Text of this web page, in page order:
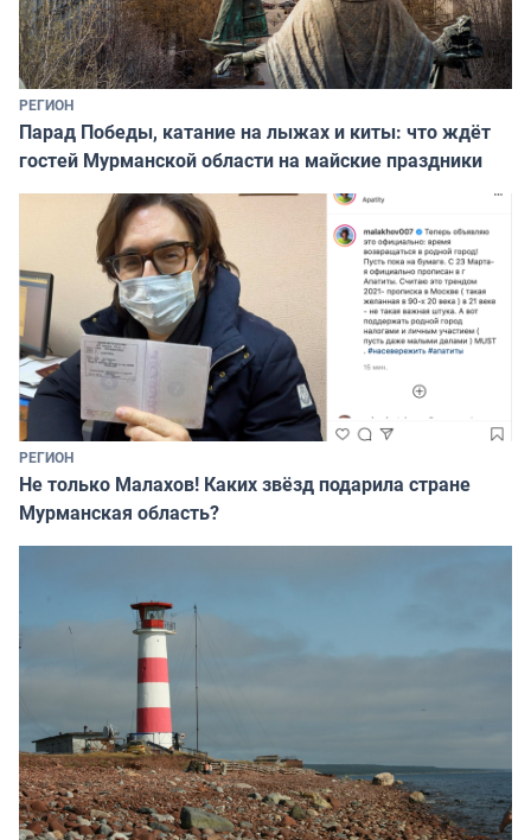
РЕГИОН
Парад Победы, катание на лыжах и киты: что ждёт
гостей Мурманской области на майские праздники
РЕГИОН
Не только Малахов! Каких звёзд подарила стране
Мурманская область?